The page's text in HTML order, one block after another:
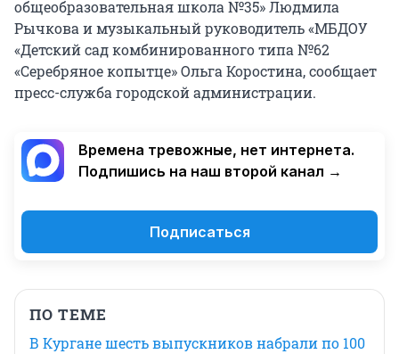
общеобразовательная школа №35» Людмила
Рычкова и музыкальный руководитель «МБДОУ
«Детский сад комбинированного типа №62
«Серебряное копытце» Ольга Коростина, сообщает
пресс-служба городской администрации.
Времена тревожные, нет интернета.
Подпишись на наш второй канал →
Подписаться
ПО ТЕМЕ
В Кургане шесть выпускников набрали по 100